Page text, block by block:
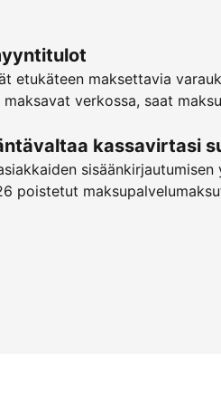
etukäteen maksettavia
verkossa, saat
kassavirtasi
sisäänkirjautumisen
poistetut